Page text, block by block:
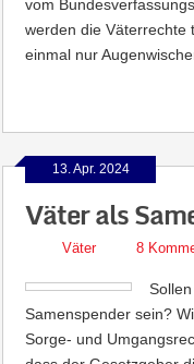
vom
werden die Väterrechte
einmal nur
13. Apr. 2024
Väter als
Väter 8
Samenspender sein?
Sorge- und